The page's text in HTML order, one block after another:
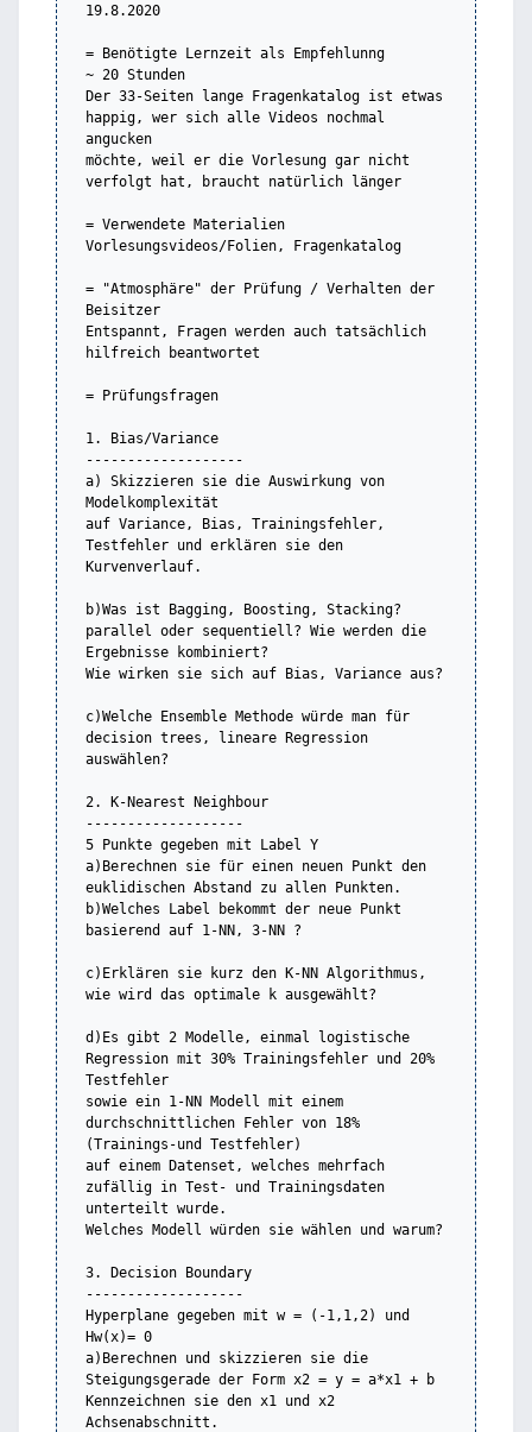
19.8.2020
= Benötigte Lernzeit als Empfehlunng
~ 20 Stunden
Der 33-Seiten lange Fragenkatalog ist etwas
happig, wer sich alle Videos nochmal
angucken
möchte, weil er die Vorlesung gar nicht
verfolgt hat, braucht natürlich länger
= Verwendete Materialien
Vorlesungsvideos/Folien, Fragenkatalog
= "Atmosphäre" der Prüfung / Verhalten der
Beisitzer
Entspannt, Fragen werden auch tatsächlich
hilfreich beantwortet
= Prüfungsfragen
1. Bias/Variance
-------------------
a) Skizzieren sie die Auswirkung von
Modelkomplexität
auf Variance, Bias, Trainingsfehler,
Testfehler und erklären sie den
Kurvenverlauf.
b)Was ist Bagging, Boosting, Stacking?
parallel oder sequentiell? Wie werden die
Ergebnisse kombiniert?
Wie wirken sie sich auf Bias, Variance aus?
c)Welche Ensemble Methode würde man für
decision trees, lineare Regression
auswählen?
2. K-Nearest Neighbour
-------------------
5 Punkte gegeben mit Label Y
a)Berechnen sie für einen neuen Punkt den
euklidischen Abstand zu allen Punkten.
b)Welches Label bekommt der neue Punkt
basierend auf 1-NN, 3-NN ?
c)Erklären sie kurz den K-NN Algorithmus,
wie wird das optimale k ausgewählt?
d)Es gibt 2 Modelle, einmal logistische
Regression mit 30% Trainingsfehler und 20%
Testfehler
sowie ein 1-NN Modell mit einem
durchschnittlichen Fehler von 18%
(Trainings-und Testfehler)
auf einem Datenset, welches mehrfach
zufällig in Test- und Trainingsdaten
unterteilt wurde.
Welches Modell würden sie wählen und warum?
3. Decision Boundary
-------------------
Hyperplane gegeben mit w = (-1,1,2) und
Hw(x)= 0
a)Berechnen und skizzieren sie die
Steigungsgerade der Form x2 = y = a*x1 + b
Kennzeichnen sie den x1 und x2
Achsenabschnitt.